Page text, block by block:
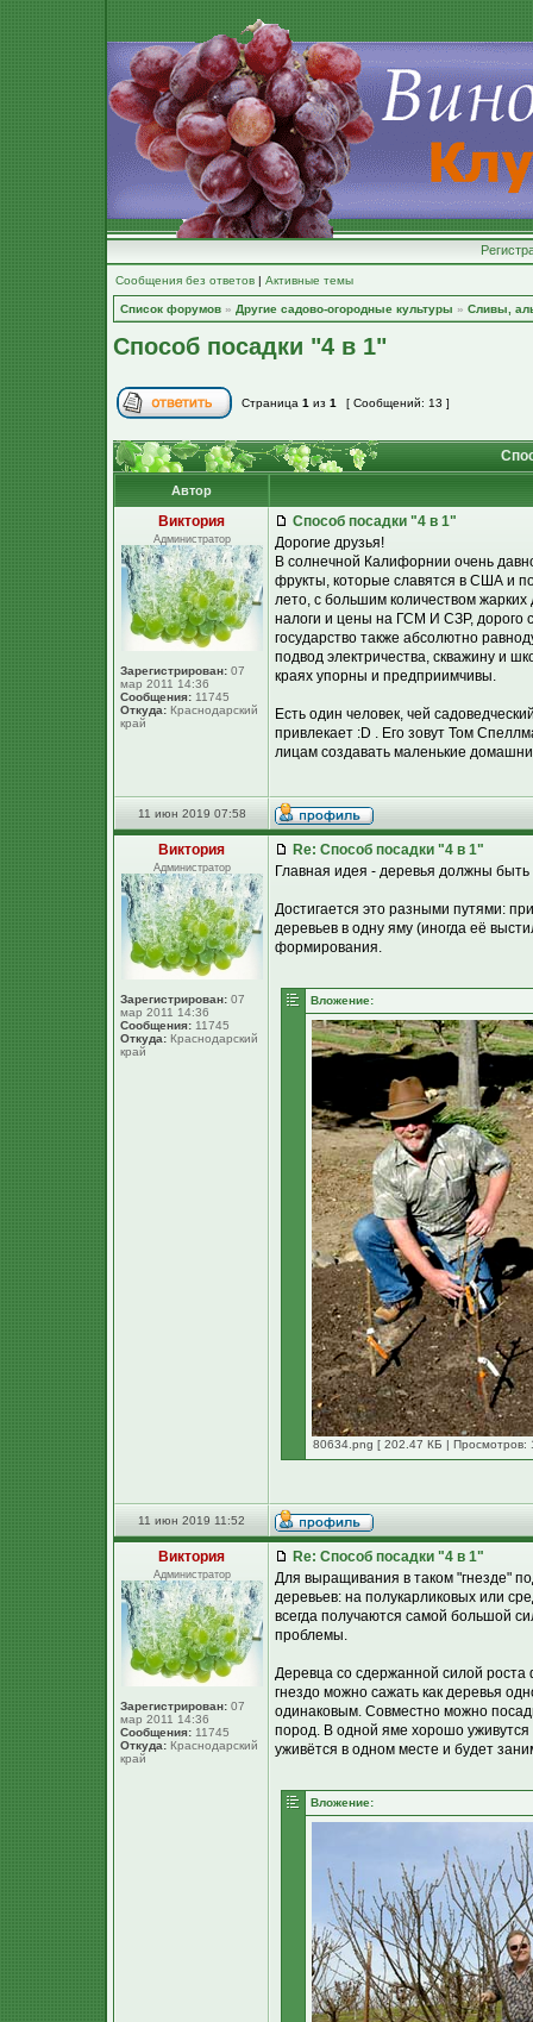
Сообщения без ответов | Активные темы
Список форумов » Другие садово-огородные культуры » Сливы,
Способ посадки "4 в 1"
Страница 1 из 1 [ Сообщений: 13 ]
Автор
Виктория
Администратор
Зарегистрирован: 07
мар 2011 14:36
Сообщения: 11745
Откуда: Краснодарский
край
Способ посадки "4 в 1"
Дорогие друзья!
В солнечной Калифорнии очень
фрукты, которые славятся в США и
лето, с большим количеством жарких
налоги и цены на ГСМ И СЗР, дорого
государство также абсолютно
подвод электричества, скважину и
краях упорны и предприимчивы.
Есть один человек, чей
привлекает :D . Его зовут Том
лицам создавать маленькие
11 июн 2019 07:58
Виктория
Администратор
Зарегистрирован: 07
мар 2011 14:36
Сообщения: 11745
Откуда: Краснодарский
край
Re: Способ посадки "4 в 1"
Главная идея - деревья должны
Достигается это разными путями:
деревьев в одну яму (иногда её
формирования.
Вложение:
80634.png [ 202.47 КБ | Просмотров:
11 июн 2019 11:52
Виктория
Администратор
Зарегистрирован: 07
мар 2011 14:36
Сообщения: 11745
Откуда: Краснодарский
край
Re: Способ посадки "4 в 1"
Для выращивания в таком "гнезде"
деревьев: на полукарликовых или
всегда получаются самой большой
проблемы.
Деревца со сдержанной силой роста
гнездо можно сажать как деревья
одинаковым. Совместно можно
пород. В одной яме хорошо
уживётся в одном месте и будет
Вложение: